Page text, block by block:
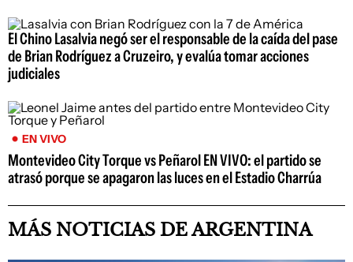
El Chino Lasalvia negó ser el responsable de la caída del pase
de Brian Rodríguez a Cruzeiro, y evalúa tomar acciones
judiciales
EN VIVO
Montevideo City Torque vs Peñarol EN VIVO: el partido se
atrasó porque se apagaron las luces en el Estadio Charrúa
MÁS NOTICIAS DE ARGENTINA